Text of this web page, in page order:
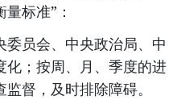
标准”：
员会、中央政治局、中
化；按周、月、季度的进
督，及时排除障碍。